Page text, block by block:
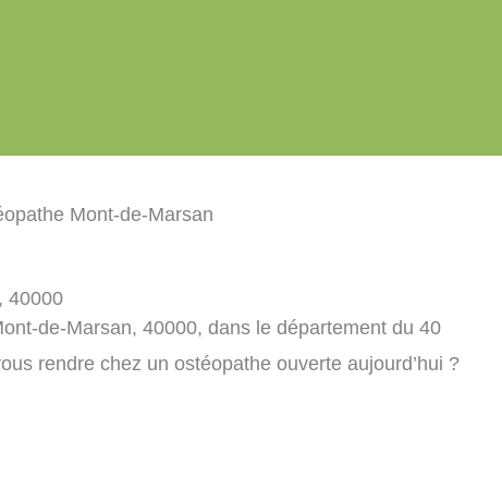
Mont-de-Marsan
40000
de-Marsan, 40000, dans le département du 40
rendre chez un ostéopathe ouverte aujourd’hui ?